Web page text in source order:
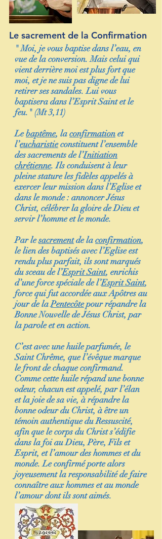
Le sacrement de la Confirmation
" Moi, je vous baptise dans l’eau, en
vue de la conversion. Mais celui qui
vient derrière moi est plus fort que
moi, et je ne suis pas digne de lui
retirer ses sandales. Lui vous
baptisera dans l’Esprit Saint et le
feu." (Mt 3,11)
Lebaptême, laconfirmationet
l’eucharistieconstituent l’ensemble
des sacrements de l’Initiation
chrétienne. Ils conduisent à leur
pleine stature les fidèles appelés à
exercer leur mission dans l’Eglise et
dans le monde : annoncer Jésus
Christ, célébrer la gloire de Dieu et
servir l’homme et le monde.
Par lesacrementde laconfirmation,
le lien des baptisés avec l’Eglise est
rendu plus parfait, ils sont marqués
du sceau de l’Esprit Saint, enrichis
d’une force spéciale de l’Esprit Saint,
force qui fut accordée aux Apôtres au
jour de laPentecôtepour répandre la
Bonne Nouvelle de Jésus Christ, par
la parole et en action.
C’est avec une huile parfumée, le
Saint Chrême, que l’évêque marque
le front de chaque confirmand.
Comme cette huile répand une bonne
odeur, chacun est appelé, par l’élan
et la joie de sa vie, à répandre la
bonne odeur du Christ, à être un
témoin authentique du Ressuscité,
afin que le corps du Christ s’édifie
dans la foi au Dieu, Père, Fils et
Esprit, et l’amour des hommes et du
monde. Le confirmé porte alors
joyeusement la responsabilité de faire
connaître aux hommes et au monde
l’amour dont ils sont aimés.